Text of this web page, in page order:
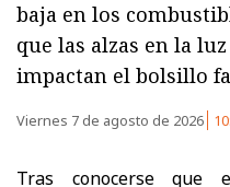
baja en los
que las alzas en la
impactan el bolsillo
Viernes 7 de agosto de 2026
Tras conocerse que